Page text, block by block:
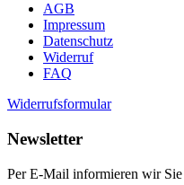
AGB
Impressum
Datenschutz
Widerruf
FAQ
Widerrufsformular
Newsletter
Per E-Mail informieren wir Sie